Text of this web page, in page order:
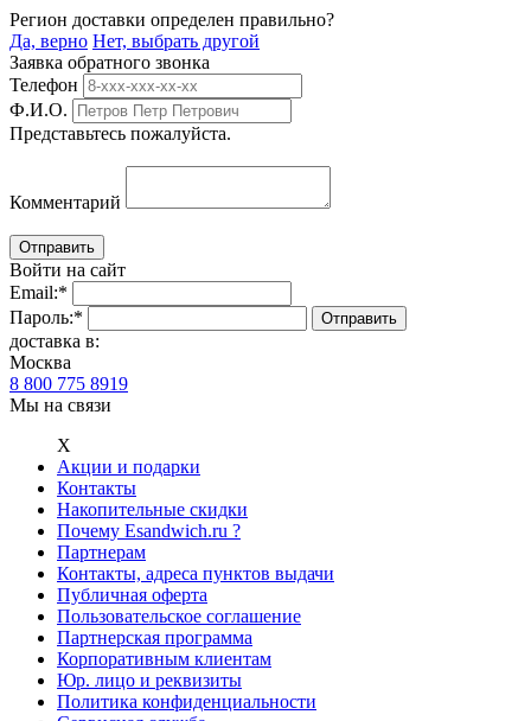
Регион доставки определен правильно?
Да, верно Нет, выбрать другой
Заявка обратного звонка
Телефон
Ф.И.О.
Представьтесь пожалуйста.
Комментарий
Войти на сайт
Email:*
Пароль:*
доставка в:
Москва
8 800 775 8919
Мы на связи
Х
Акции и подарки
Контакты
Накопительные скидки
Почему Esandwich.ru ?
Партнерам
Контакты, адреса пунктов выдачи
Публичная оферта
Пользовательское соглашение
Партнерская программа
Корпоративным клиентам
Юр. лицо и реквизиты
Политика конфиденциальности